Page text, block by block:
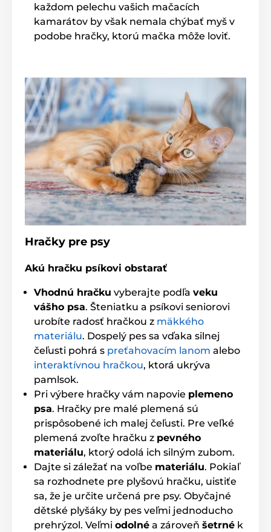
každom pelechu vašich mačacích
kamarátov by však nemala chýbať myš v
podobe hračky, ktorú mačka môže loviť.
Hračky pre psy
Akú hračku psíkovi obstarať
Vhodnú hračku vyberajte podľa veku
vášho psa. Šteniatku a psíkovi seniorovi
urobíte radosť hračkou z mäkkého
materiálu. Dospelý pes sa vďaka silnej
čeľusti pohrá s preťahovacím lanom alebo
interaktívnou hračkou, ktorá ukrýva
pamlsok.
Pri výbere hračky vám napovie plemeno
psa. Hračky pre malé plemená sú
prispôsobené ich malej čeľusti. Pre veľké
plemená zvoľte hračku z pevného
materiálu, ktorý odolá ich silným zubom.
Dajte si záležať na voľbe materiálu. Pokiaľ
sa rozhodnete pre plyšovú hračku, uistiťe
sa, že je určite určená pre psy. Obyčajné
dětské plyšáky by pes veľmi jednoducho
prehrýzol. Veľmi odolné a zároveň šetrné k